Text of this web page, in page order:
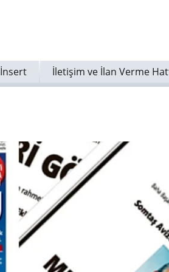
İnsert İletişim ve İlan Verme